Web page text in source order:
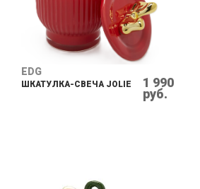
EDG
ШКАТУЛКА-СВЕЧА JOLIE 1 990
руб.